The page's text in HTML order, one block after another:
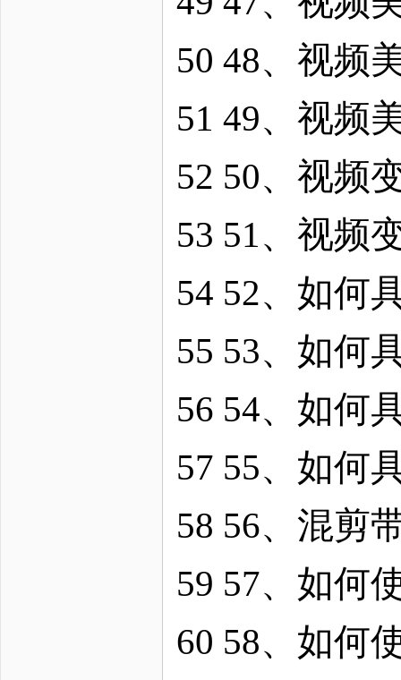
50 48、视频
51 49、视频
52 50、视频
53 51、视频
54 52、如何
55 53、如何
56 54、如何
57 55、如何
58 56、混剪
59 57、如何
60 58、如何